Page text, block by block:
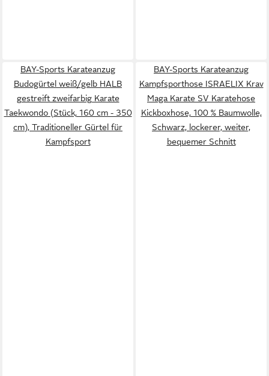
BAY-Sports Karateanzug
Budogürtel weiß/gelb HALB
gestreift zweifarbig Karate
Taekwondo (Stück, 160 cm - 350
cm), Traditioneller Gürtel für
Kampfsport
BAY-Sports Karateanzug
Kampfsporthose ISRAELIX Krav
Maga Karate SV Karatehose
Kickboxhose, 100 % Baumwolle,
Schwarz, lockerer, weiter,
bequemer Schnitt